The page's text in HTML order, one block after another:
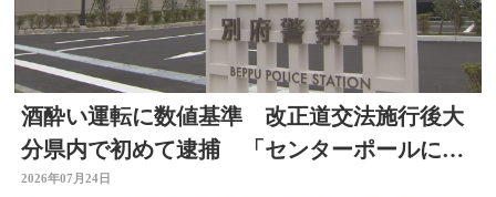
酒酔い運転に数値基準 改正道交法施行後大
分県内で初めて逮捕 「センターポールに接
触して去った」と通報
2026年07月24日